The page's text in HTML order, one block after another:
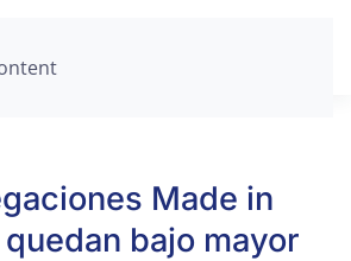
Made in
bajo mayor